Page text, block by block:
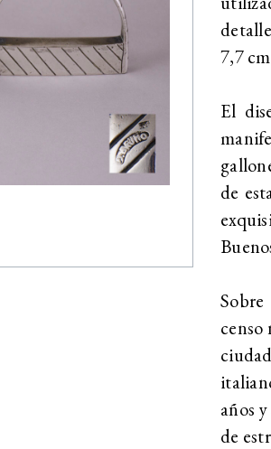
7,7
El
de
censo
años
de